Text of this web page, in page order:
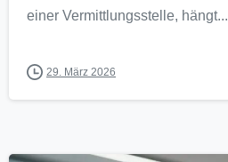
einer Vermittlungsstelle, hängt...
29. März 2026